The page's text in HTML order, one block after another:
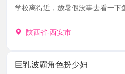
学校离得近，放暑假没事去看一下
陕西省-西安市
巨乳波霸角色扮少妇